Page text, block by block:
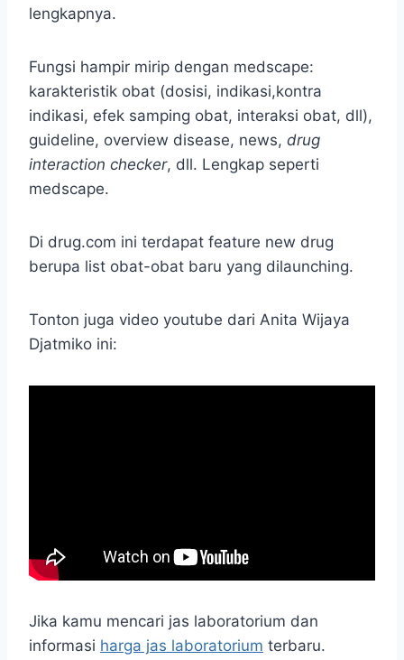
lengkapnya.
Fungsi hampir mirip dengan medscape:
karakteristik obat (dosisi, indikasi,kontra
indikasi, efek samping obat, interaksi obat, dll),
guideline, overview disease, news, drug
interaction checker, dll. Lengkap seperti
medscape.
Di drug.com ini terdapat feature new drug
berupa list obat-obat baru yang dilaunching.
Tonton juga video youtube dari Anita Wijaya
Djatmiko ini:
Jika kamu mencari jas laboratorium dan
informasi harga jas laboratorium terbaru.